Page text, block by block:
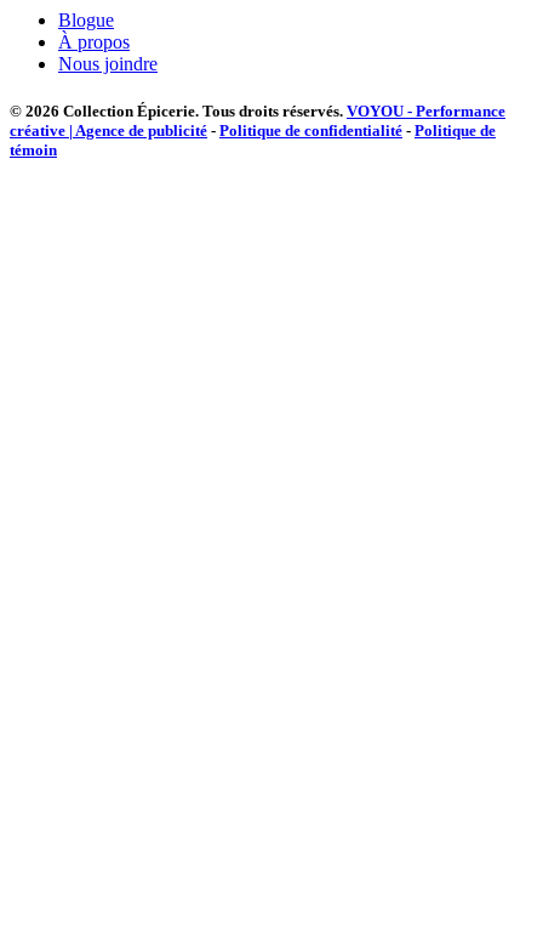
Blogue
À propos
Nous joindre
© 2026 Collection Épicerie. Tous droits réservés. VOYOU - Performance
créative | Agence de publicité - Politique de confidentialité - Politique de
témoin